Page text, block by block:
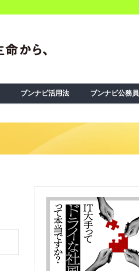
ブンナビ活用法 ブンナビ公務員